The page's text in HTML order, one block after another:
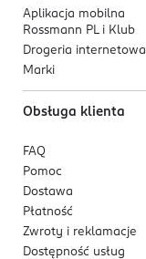
Aplikacja mobilna
Rossmann PL i Klub
Drogeria internetowa
Marki
Obsługa klienta
FAQ
Pomoc
Dostawa
Płatność
Zwroty i reklamacje
Dostępność usług